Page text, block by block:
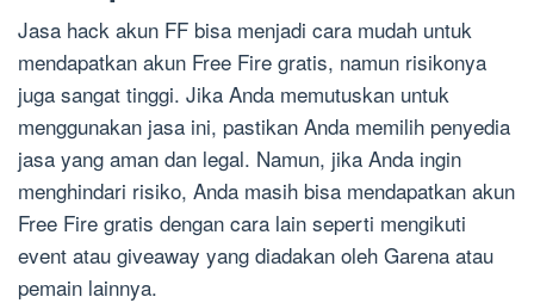
Jasa hack akun FF bisa menjadi cara mudah untuk
mendapatkan akun Free Fire gratis, namun risikonya
juga sangat tinggi. Jika Anda memutuskan untuk
menggunakan jasa ini, pastikan Anda memilih penyedia
jasa yang aman dan legal. Namun, jika Anda ingin
menghindari risiko, Anda masih bisa mendapatkan akun
Free Fire gratis dengan cara lain seperti mengikuti
event atau giveaway yang diadakan oleh Garena atau
pemain lainnya.